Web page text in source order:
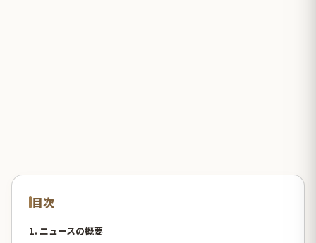
目次
1. ニュースの概要